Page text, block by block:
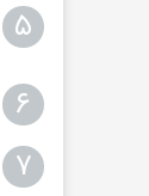
۵
۶
۷